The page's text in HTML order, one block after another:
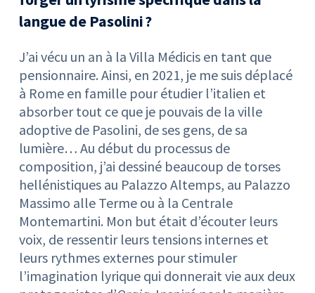
langue de Pasolini ?
J’ai vécu un an à la Villa Médicis en tant que
pensionnaire. Ainsi, en 2021, je me suis déplacé
à Rome en famille pour étudier l’italien et
absorber tout ce que je pouvais de la ville
adoptive de Pasolini, de ses gens, de sa
lumière… Au début du processus de
composition, j’ai dessiné beaucoup de torses
hellénistiques au Palazzo Altemps, au Palazzo
Massimo alle Terme ou à la Centrale
Montemartini. Mon but était d’écouter leurs
voix, de ressentir leurs tensions internes et
leurs rythmes externes pour stimuler
l’imagination lyrique qui donnerait vie aux deux